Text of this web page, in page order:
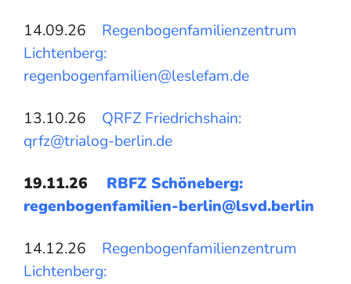
14.09.26 Regenbogenfamilienzentrum
Lichtenberg:
regenbogenfamilien@leslefam.de
13.10.26 QRFZ Friedrichshain:
qrfz@trialog-berlin.de
19.11.26 RBFZ Schöneberg:
regenbogenfamilien-berlin@lsvd.berlin
14.12.26 Regenbogenfamilienzentrum
Lichtenberg: